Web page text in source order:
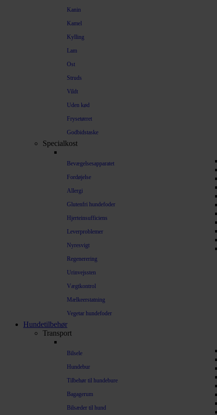
Kanin
Kamel
Kylling
Lam
Ost
Struds
Vildt
Uden kød
Frysetørret
Godbidstaske
Specialkost
Bevægelsesapparatet
Fordøjelse
Allergi
Glutenfri hundefoder
Hjerteinsufficiens
Leverproblemer
Nyresvigt
Regenerering
Urinvejssten
Vægtkontrol
Mælkeerstatning
Vegetar hundefoder
Hundetilbehør
Transport
Bilsele
Hundebur
Tilbehør til hundebure
Bagagerum
Bilsæder til hund